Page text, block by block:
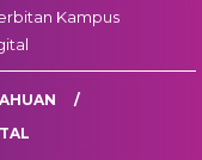
Kampus